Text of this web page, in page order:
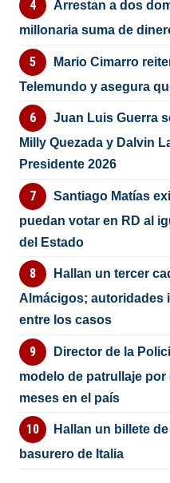
Arrestan a dos
millonaria suma de
Mario Cimarro
Telemundo y asegura
Juan Luis Guerra
Milly Quezada y Dalvin
Presidente 2026
Santiago Matías
puedan votar en RD al
del Estado
Hallan un tercer
Almácigos; autoridades
entre los casos
Director de la
modelo de patrullaje
meses en el país
Hallan un billete
basurero de Italia